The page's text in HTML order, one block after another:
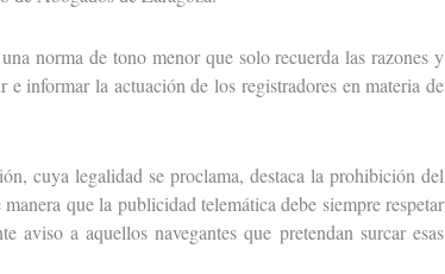
norma de tono menor que solo recuerda las razones y
informar la actuación de los registradores en materia de
cuya legalidad se proclama, destaca la prohibición del
que la publicidad telemática debe siempre respetar
a aquellos navegantes que pretendan surcar esas